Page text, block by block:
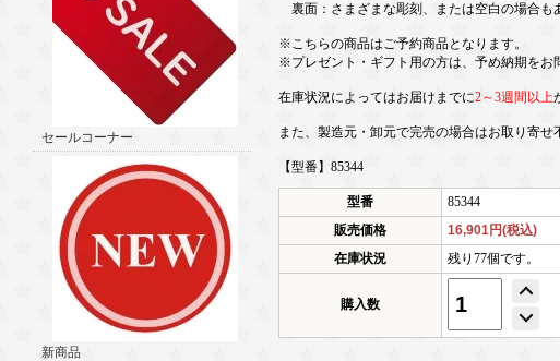
セールコーナー
新商品
裏面：さまざまな彫刻、または空白の場合も
※こちらの商品はご予約商品となります。
※プレゼント・ギフト用の方は、予め納期をお
在庫状況によってはお届けまでに2～3週間以上
また、製造元・卸元で完売の場合はお取り寄
【型番】85344
型番
85344
販売価格
16,901円(税込)
在庫状況
残り77個です。
購入数